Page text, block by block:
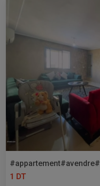
#appartement#avendre#
1 DT